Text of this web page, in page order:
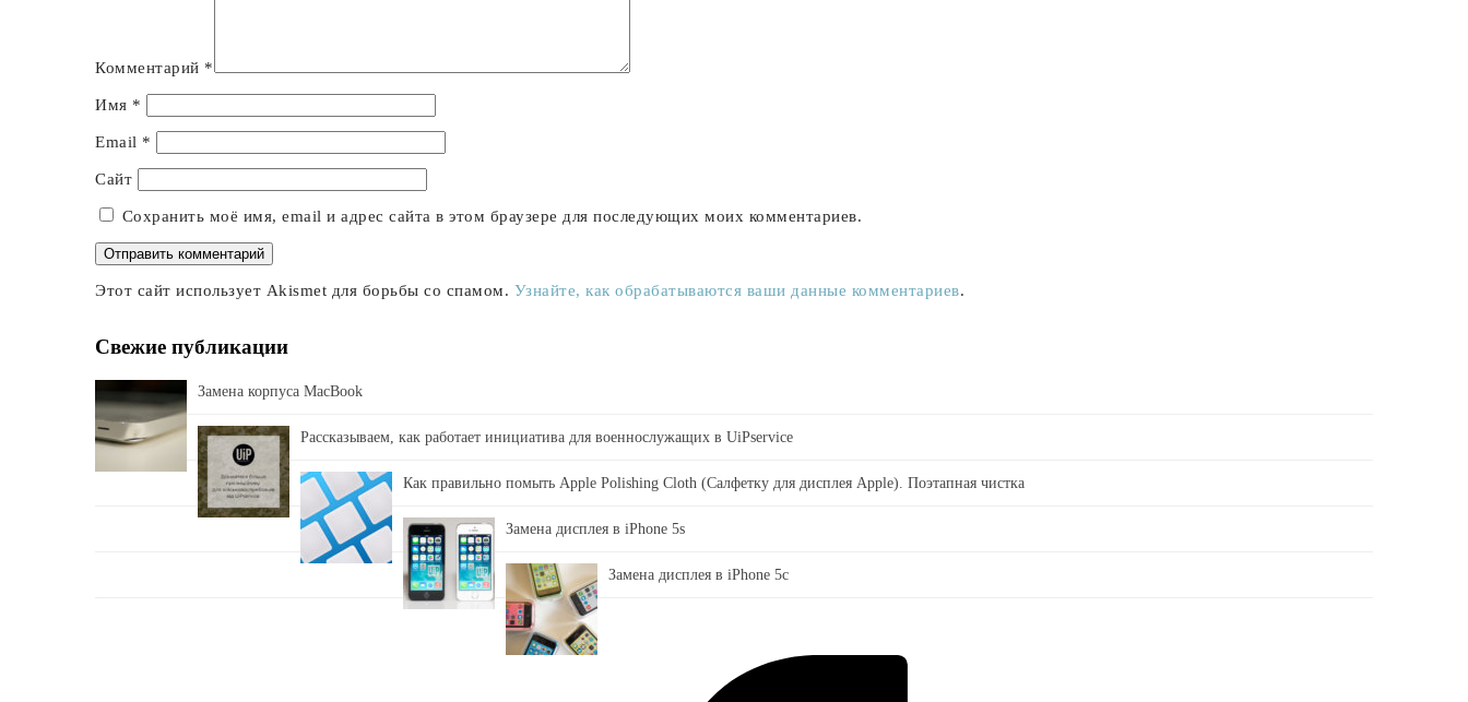
Комментарий *
Имя *
Email *
Сайт
Сохранить моё имя, email и адрес сайта в этом браузере для последующих моих комментариев.
Этот сайт использует Akismet для борьбы со спамом. Узнайте, как обрабатываются ваши данные комментариев.
Свежие публикации
Замена корпуса MacBook
Рассказываем, как работает инициатива для военнослужащих в UiPservice
Как правильно помыть Apple Polishing Cloth (Салфетку для дисплея Apple). Поэтапная чистка
Замена дисплея в iPhone 5s
Замена дисплея в iPhone 5c